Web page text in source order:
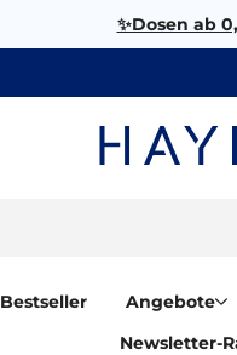
✨Dosen ab
Bestseller Angebote
Newsletter-